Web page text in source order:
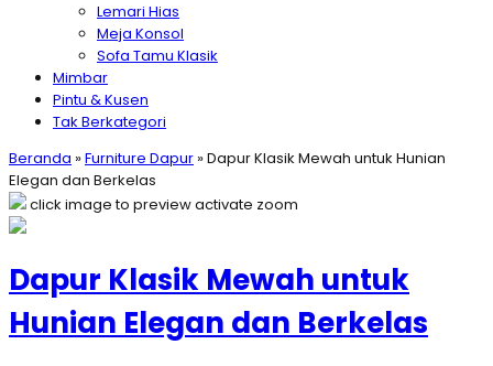
Lemari Hias
Meja Konsol
Sofa Tamu Klasik
Mimbar
Pintu & Kusen
Tak Berkategori
Beranda »Furniture Dapur »Dapur Klasik Mewah untuk Hunian
Elegan dan Berkelas
click image to previewactivate zoom
Dapur Klasik Mewah untuk
Hunian Elegan dan Berkelas